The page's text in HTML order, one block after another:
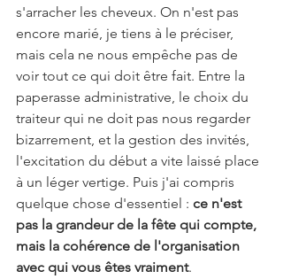
s'arracher les cheveux. On n'est pas
encore marié, je tiens à le préciser,
mais cela ne nous empêche pas de
voir tout ce qui doit être fait. Entre la
paperasse administrative, le choix du
traiteur qui ne doit pas nous regarder
bizarrement, et la gestion des invités,
l'excitation du début a vite laissé place
à un léger vertige. Puis j'ai compris
quelque chose d'essentiel : ce n'est
pas la grandeur de la fête qui compte,
mais la cohérence de l'organisation
avec qui vous êtes vraiment.